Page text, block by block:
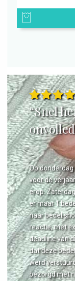
“Snel
Op
voor de
erop.
er maar 1
naar
reactie, met
deadline van
dat deze
werd
bezorgd met